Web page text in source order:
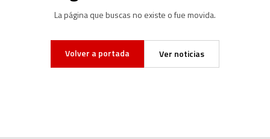
La página que buscas no existe o fue movida.
Volver a portada Ver noticias